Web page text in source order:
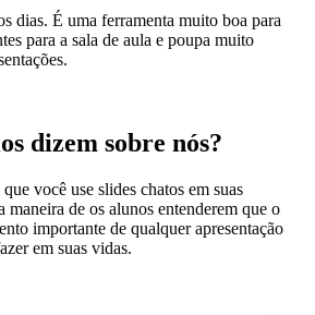
dias. É uma ferramenta muito boa para
para a sala de aula e poupa muito
dizem sobre nós?
você use slides chatos em suas
maneira de os alunos entenderem que o
importante de qualquer apresentação
em suas vidas.